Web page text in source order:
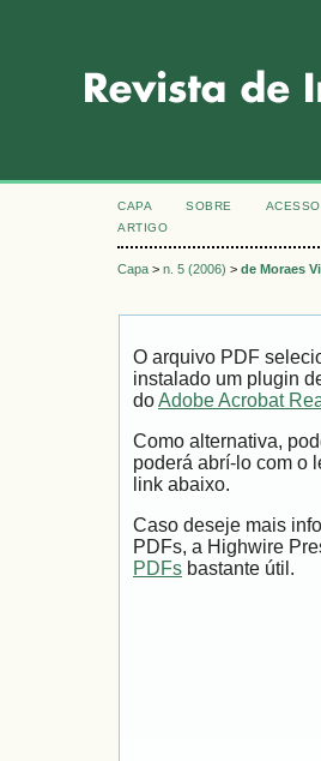
CAPA SOBRE ACESSO
ARTIGO
Capa > n. 5 (2006) > de Moraes
O arquivo PDF
instalado um plugin
doAdobe Acrobat
Como alternativa,
poderá abrí-lo com o
link abaixo.
Caso deseje mais
PDFs, a Highwire
PDFs bastante útil.